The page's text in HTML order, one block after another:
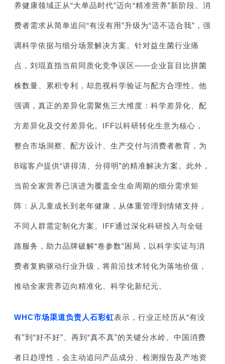
养健康领域正从“大单品时代”迈向“精准营养”新阶段。消
费者需求从简单追问“有没有用”升级为“适不适合我”，强
调科学依据与细分场景解决方案。针对益生菌行业痛
点，刘琨直指当前同质化竞争误区——企业盲目比拼菌
株数量、累积专利，却忽视科学验证与配方合理性。他
强调，真正的差异化需聚焦三大维度：科学差异化、配
方差异化及交付差异化。IFF以科研转化生意为核心，
整合市场洞察、配方设计、生产交付与消费者教育，为
B端客户提供“讲得清、分得明”的精准解决方案。此外，
当前全家营养已演进为覆盖全生命周期的细分需求矩
阵：从儿童成长到老年健康，从体重管理到情绪支持，
不同人群需定制化方案。IFF通过深化科研投入与全链
路服务，助力品牌破解“卷参数”困局，以科学实证与消
费者复购驱动行业升级，将前沿技术转化为落地价值，
推动全家营养迈向精准化、科学化新纪元。
WHC市场渠道负责人石彩虹表示，行业正经历从“有没
有”到“好不好”、再到“真不真”的关键分水岭。中国消费
者日趋理性，会主动追问产品成分、检测报告及产地资